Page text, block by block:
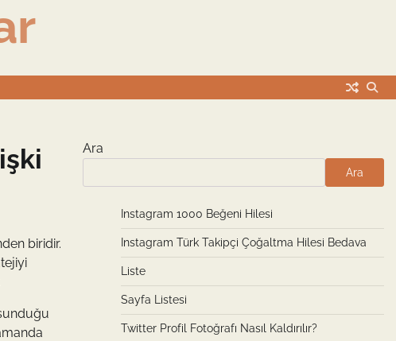
biridir.
Ara
Ara
Instagram 1000 Beğeni Hilesi
Instagram Türk Takipçi Çoğaltma Hilesi Bedava
Liste
Sayfa Listesi
Twitter Profil Fotoğrafı Nasıl Kaldırılır?